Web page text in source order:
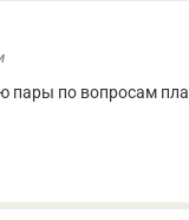
пары по вопросам